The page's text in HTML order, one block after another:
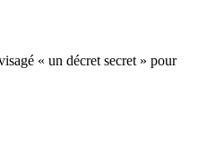
« un décret secret » pour